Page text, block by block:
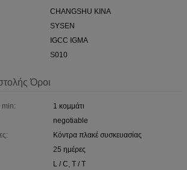
CHANGSHU ΚΙΝΑ
SYSEN
IGCC IGMA
S010
Όροι
min:
1 κομμάτι
negotiable
Κόντρα πλακέ συσκευασίας
25 ημέρες
L / C, T / T